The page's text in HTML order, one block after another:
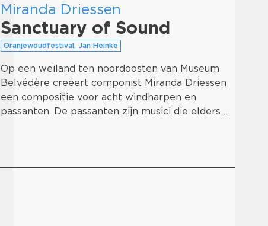
Miranda Driessen
Sanctuary of Sound
Oranjewoudfestival, Jan Heinke
Op een weiland ten noordoosten van Museum
Belvédère creëert componist Miranda Driessen
een compositie voor acht windharpen en
passanten. De passanten zijn musici die elders …